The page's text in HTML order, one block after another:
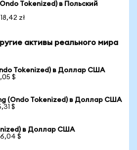
Tokenized) в Польский
zł
активы реального мира
Tokenized) в Доллар США
$
(Ondo Tokenized) в Доллар США
$
в Доллар США
$